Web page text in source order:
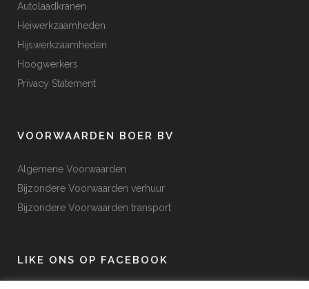
Autolaadkranen
Heiwerkzaamheden
Hijswerkzaamheden
Hoogwerkers
Privacy Statement
VOORWAARDEN BOER BV
Algemene Voorwaarden
Bijzondere Voorwaarden verhuur
Bijzondere Voorwaarden transport
LIKE ONS OP FACEBOOK